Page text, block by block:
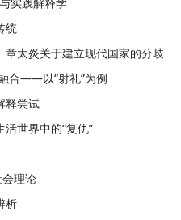
统
太炎关于建立现代国家的分歧
合——以“射礼”为例
释尝试
世界中的“复仇”
会理论
析